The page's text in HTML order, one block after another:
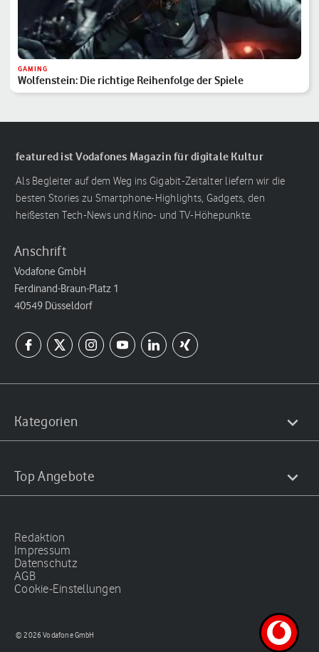
GAMING
Wolfenstein: Die richtige Reihenfolge der Spiele
featured ist Vodafones Magazin für digitale Kultur
Als Begleiter auf dem Weg ins Gigabit-Zeitalter liefern wir die
besten Stories zu Smartphone-Highlights, Gadgets, den
heißesten Tech-News und Kino- und TV-Höhepunkte.
Anschrift
Vodafone GmbH
Ferdinand-Braun-Platz 1
40549 Düsseldorf
Kategorien
Top Angebote
Redaktion
Impressum
Datenschutz
AGB
Cookie-Einstellungen
© 2026 Vodafone GmbH